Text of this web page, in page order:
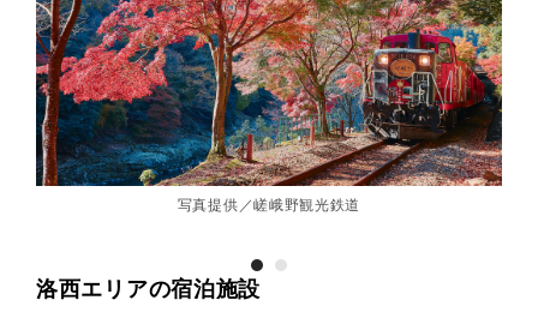
写真提供／嵯峨野観光鉄道
洛西エリアの宿泊施設